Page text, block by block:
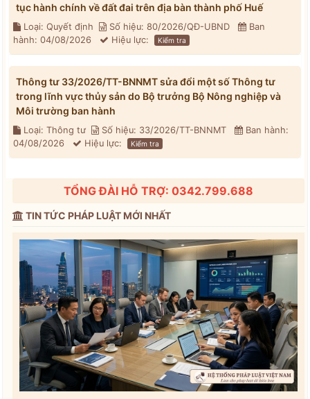
tục hành chính về đất đai trên địa bàn thành phố Huế
Loại: Quyết định Số hiệu: 80/2026/QĐ-UBND
Ban
hành: 04/08/2026
Hiệu lực: Kiểm tra
Thông tư 33/2026/TT-BNNMT sửa đổi một số Thông tư
trong lĩnh vực thủy sản do Bộ trưởng Bộ Nông nghiệp và
Môi trường ban hành
Loại: Thông tư Số hiệu: 33/2026/TT-BNNMT
Ban hành:
04/08/2026
Hiệu lực: Kiểm tra
TỔNG ĐÀI HỖ TRỢ: 0342.799.688
TIN TỨC PHÁP LUẬT MỚI NHẤT